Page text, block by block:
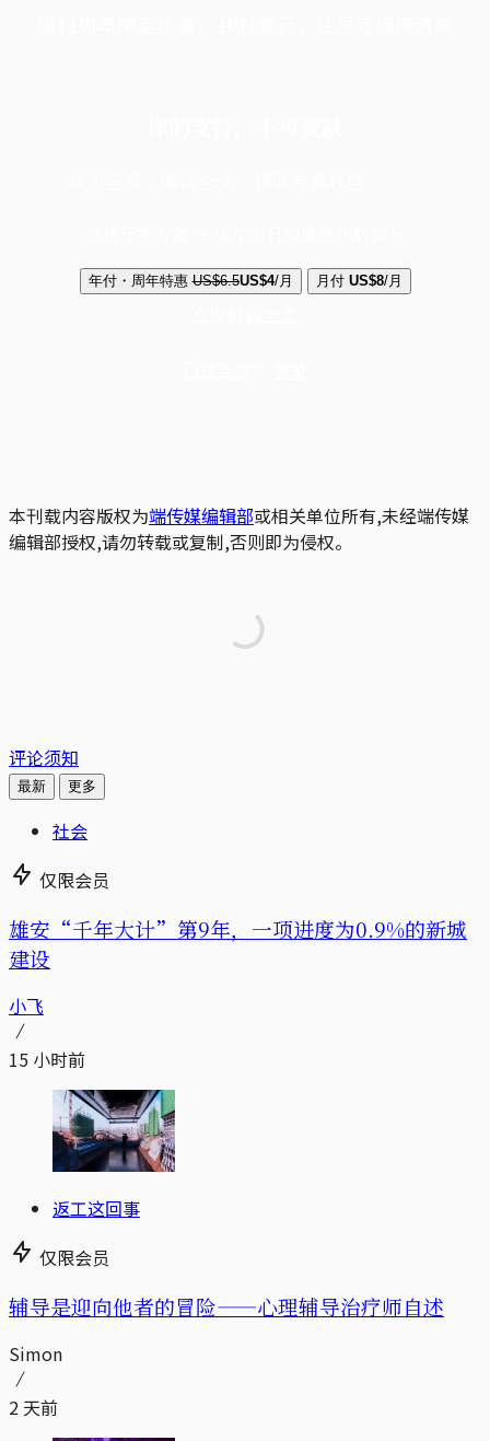
年付・周年特惠 US$6.5US$4/月 月付 US$8/月
本刊载内容版权为端传媒编辑部或相关单位所有,未经端传媒
编辑部授权,请勿转载或复制,否则即为侵权。
评论须知
最新 更多
社会
仅限会员
雄安“千年大计”第9年，一项进度为0.9%的新城
建设
小飞
15 小时前
返工这回事
仅限会员
辅导是迎向他者的冒险——心理辅导治疗师自述
Simon
2 天前